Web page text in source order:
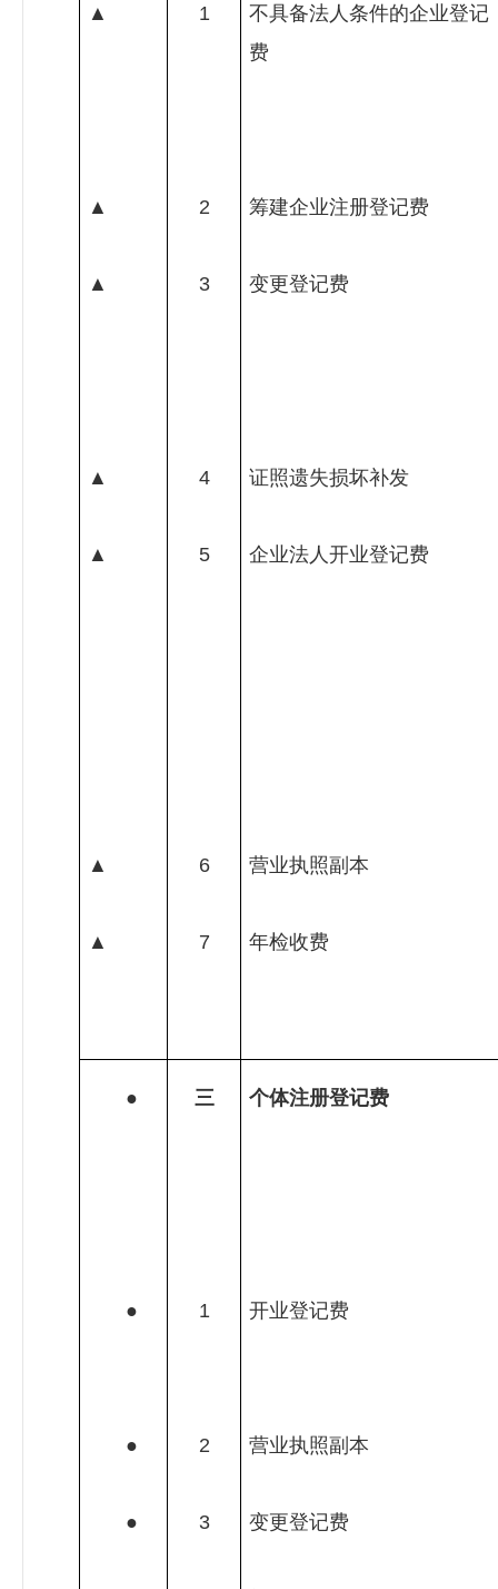
▲ 1
不具备法人条件的企业登记
费
▲ 2 筹建企业注册登记费
▲ 3 变更登记费
▲ 4 证照遗失损坏补发
▲ 5 企业法人开业登记费
▲ 6 营业执照副本
▲ 7 年检收费
● 三 个体注册登记费
● 1 开业登记费
● 2 营业执照副本
● 3 变更登记费